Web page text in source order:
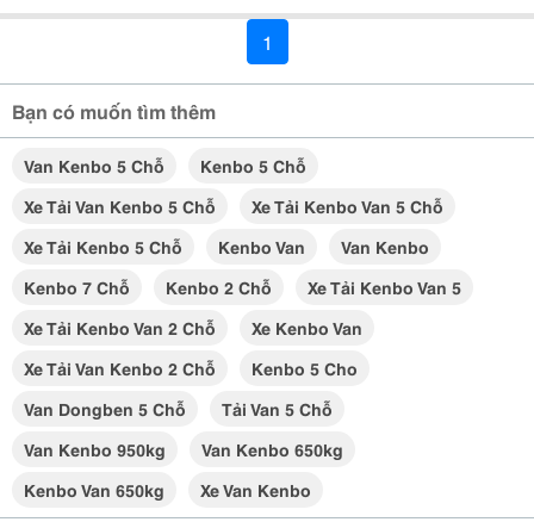
1
Bạn có muốn tìm thêm
Van Kenbo 5 Chỗ
Kenbo 5 Chỗ
Xe Tải Van Kenbo 5 Chỗ
Xe Tải Kenbo Van 5 Chỗ
Xe Tải Kenbo 5 Chỗ
Kenbo Van
Van Kenbo
Kenbo 7 Chỗ
Kenbo 2 Chỗ
Xe Tải Kenbo Van 5
Xe Tải Kenbo Van 2 Chỗ
Xe Kenbo Van
Xe Tải Van Kenbo 2 Chỗ
Kenbo 5 Cho
Van Dongben 5 Chỗ
Tải Van 5 Chỗ
Van Kenbo 950kg
Van Kenbo 650kg
Kenbo Van 650kg
Xe Van Kenbo